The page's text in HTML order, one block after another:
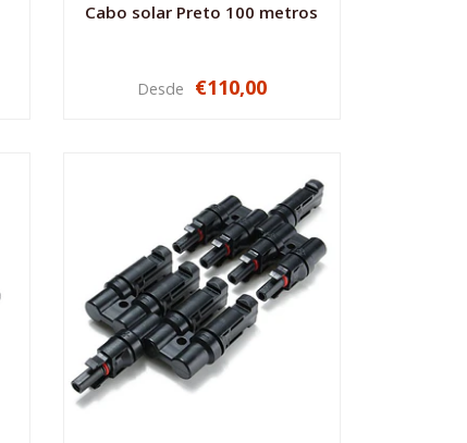
Cabo solar Preto 100 metros
VER OPÇÕES
Desde €110,00